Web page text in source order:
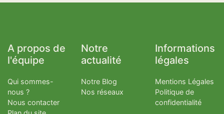
A propos de
l'équipe
Qui sommes-
nous ?
Nous contacter
Notre
actualité
Notre Blog
Nos réseaux
Informations
légales
Mentions Légales
Politique de
confidentialité